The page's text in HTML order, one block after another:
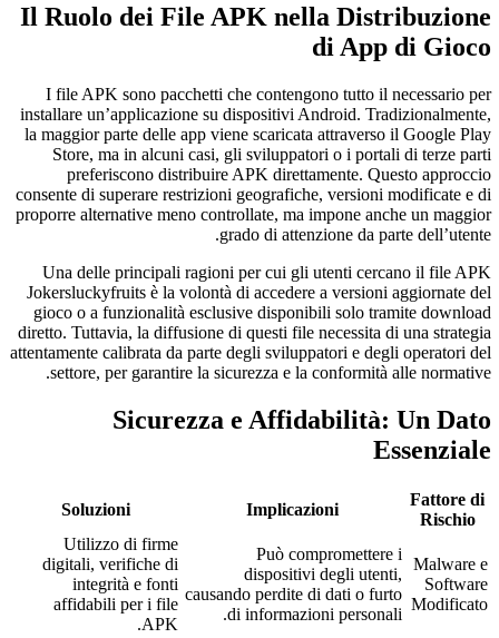
Il Ruolo dei File APK nella Distribuzione
di App di Gioco
I file APK sono pacchetti che contengono tutto il necessario per
installare un’applicazione su dispositivi Android. Tradizionalmente,
la maggior parte delle app viene scaricata attraverso il Google Play
Store, ma in alcuni casi, gli sviluppatori o i portali di terze parti
preferiscono distribuire APK direttamente. Questo approccio
consente di superare restrizioni geografiche, versioni modificate e di
proporre alternative meno controllate, ma impone anche un maggior
grado di attenzione da parte dell’utente.
Una delle principali ragioni per cui gli utenti cercano il file APK
Jokersluckyfruits è la volontà di accedere a versioni aggiornate del
gioco o a funzionalità esclusive disponibili solo tramite download
diretto. Tuttavia, la diffusione di questi file necessita di una strategia
attentamente calibrata da parte degli sviluppatori e degli operatori del
settore, per garantire la sicurezza e la conformità alle normative.
Sicurezza e Affidabilità: Un Dato
Essenziale
Fattore di
Rischio
Implicazioni
Soluzioni
Malware e
Software
Modificato
Può compromettere i
dispositivi degli utenti,
causando perdite di dati o furto
di informazioni personali.
Utilizzo di firme
digitali, verifiche di
integrità e fonti
affidabili per i file
APK.